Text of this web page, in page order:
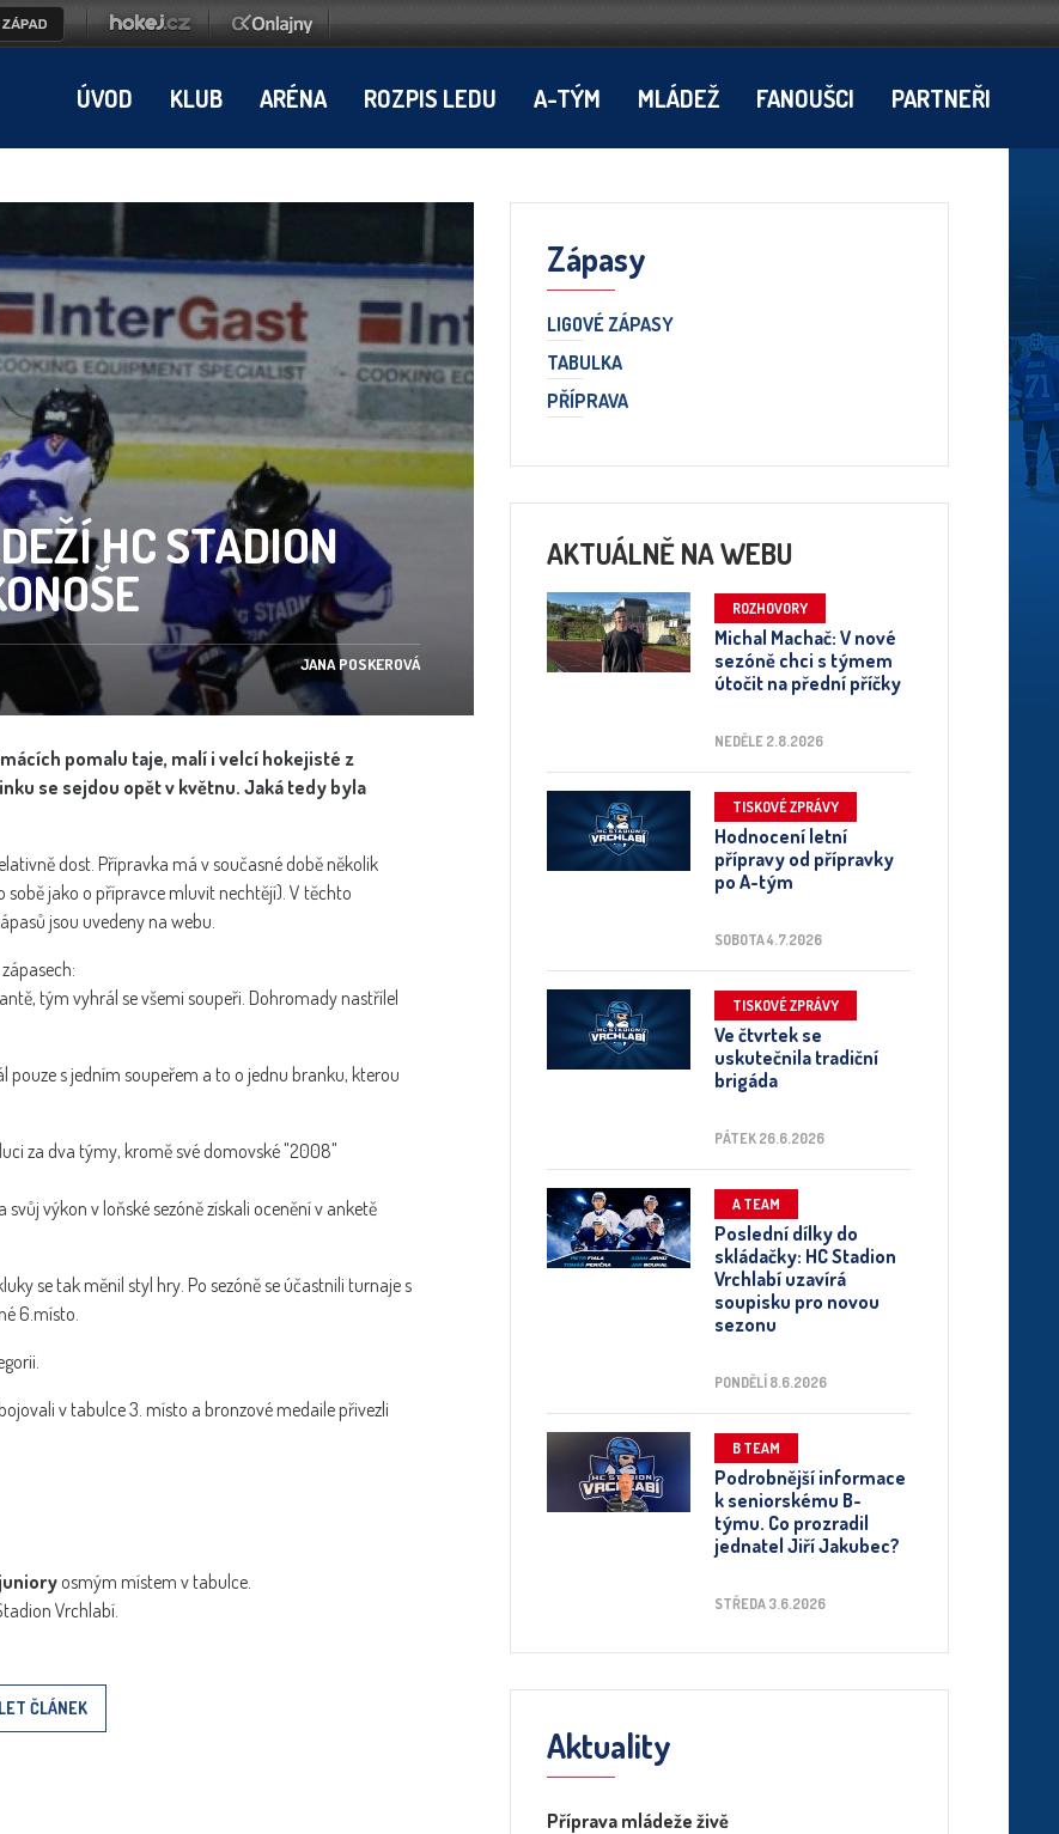
ÚVOD KLUB ARÉNA ROZPIS LEDU A-TÝM MLÁDEŽ FANOUŠCI PARTNEŘI
HC STADION
JANA POSKEROVÁ
pomalu taje, malí i velcí hokejisté z
se sejdou opět v květnu. Jaká tedy byla
dost. Přípravka má v současné době několik
jako o přípravce mluvit nechtějí). V těchto
jsou uvedeny na webu.
tým vyhrál se všemi soupeři. Dohromady nastřílel
s jedním soupeřem a to o jednu branku, kterou
za dva týmy, kromě své domovské "2008"
výkon v loňské sezóně získali ocenění v anketě
se tak měnil styl hry. Po sezóně se účastnili turnaje s
6.místo.
v tabulce 3. místo a bronzové medaile přivezli
juniory osmým místem v tabulce.
Vrchlabí.
ČLÁNEK
Zápasy
LIGOVÉ ZÁPASY
TABULKA
PŘÍPRAVA
AKTUÁLNĚ NA WEBU
ROZHOVORY
Michal Machač: V nové
sezóně chci s týmem
útočit na přední příčky
NEDĚLE 2.8.2026
TISKOVÉ ZPRÁVY
Hodnocení letní
přípravy od přípravky
po A-tým
SOBOTA 4.7.2026
TISKOVÉ ZPRÁVY
Ve čtvrtek se
uskutečnila tradiční
brigáda
PÁTEK 26.6.2026
A TEAM
Poslední dílky do
skládačky: HC Stadion
Vrchlabí uzavírá
soupisku pro novou
sezonu
PONDĚLÍ 8.6.2026
B TEAM
Podrobnější informace
k seniorskému B-
týmu. Co prozradil
jednatel Jiří Jakubec?
STŘEDA 3.6.2026
Aktuality
Příprava mládeže živě